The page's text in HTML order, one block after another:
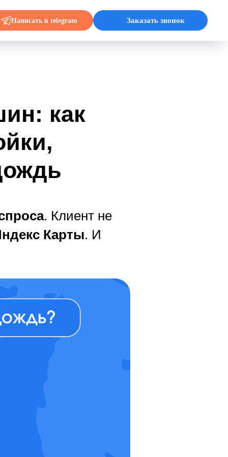
Написать в telegram Заказать звонок
как
. Клиент не
Карты. И